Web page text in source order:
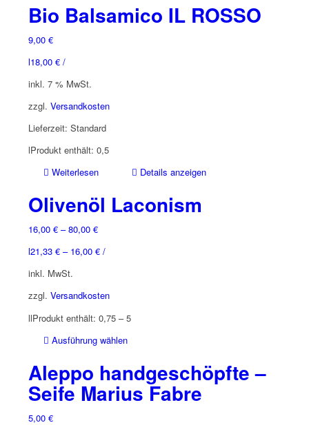
auf.
Die
Bio Balsamico IL ROSSO
9,00 €
18,00 €/
l
inkl. 7 % MwSt.
zzgl. Versandkosten
Lieferzeit: Standard
Produkt enthält: 0,5
l
Weiterlesen
Details anzeigen
Olivenöl Laconism
16,00 €–80,00 €
21,33 €– 16,00 €/
l
inkl. MwSt.
zzgl. Versandkosten
Produkt enthält: 0,75
l – 5
l
Ausführung wählen
weist
mehrere
Varianten
Aleppo handgeschöpfte –
Seife Marius Fabre
5,00 €